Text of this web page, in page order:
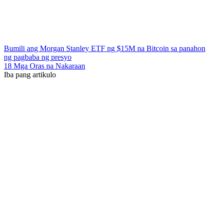
Bumili ang Morgan Stanley ETF ng $15M na Bitcoin sa panahon
ng pagbaba ng presyo
18 Mga Oras na Nakaraan
Iba pang artikulo